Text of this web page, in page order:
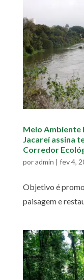
Meio Ambiente
Jacareí assina
Corredor
poradmin | fev 4,
Objetivo é
paisagem e